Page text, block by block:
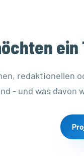
redaktionellen
- und was davon